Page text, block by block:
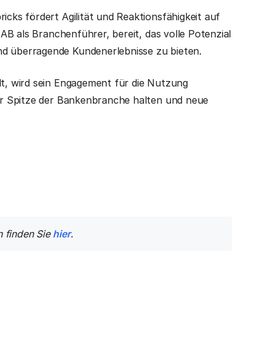
fördert Agilität und Reaktionsfähigkeit auf
als Branchenführer, bereit, das volle Potenzial
Kundenerlebnisse zu bieten.
wird sein Engagement für die Nutzung
der Bankenbranche halten und neue
finden Sie hier.